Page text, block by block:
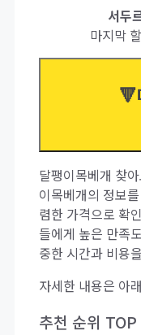
서두
마지막
달팽이목베개 찾
이목베개의 정보
렴한 가격으로 확
들에게 높은 만족
중한 시간과 비용
자세한 내용은 아
추천 순위